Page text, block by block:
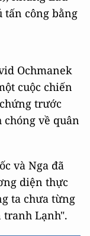
tấn công bằng
Ochmanek
cuộc chiến
trước
về quân
và Nga đã
diện thực
ta chưa từng
tranh Lạnh".